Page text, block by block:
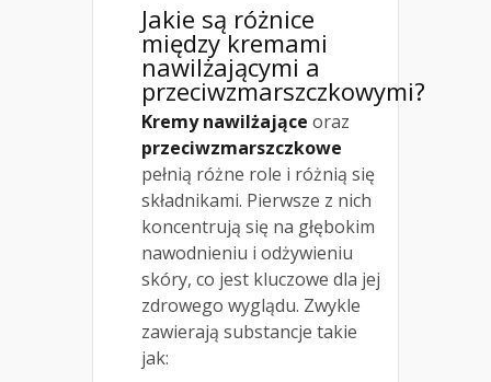
Jakie są różnice
między kremami
nawilżającymi a
przeciwzmarszczkowymi?
Kremy nawilżające oraz
przeciwzmarszczkowe
pełnią różne role i różnią się
składnikami. Pierwsze z nich
koncentrują się na głębokim
nawodnieniu i odżywieniu
skóry, co jest kluczowe dla jej
zdrowego wyglądu. Zwykle
zawierają substancje takie
jak: